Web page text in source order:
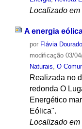
Localizado em
A energia
por Flávia Dourado
modificação03/
Naturais O
Realizada no
redonda O
Energético
Eólica".
Localizado em